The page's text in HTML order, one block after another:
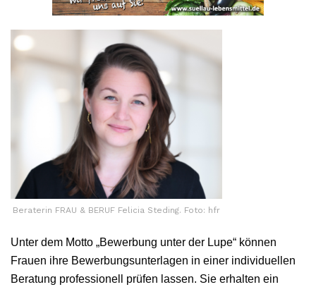
Beraterin FRAU & BERUF Felicia Steding. Foto: hfr
Unter dem Motto „Bewerbung unter der Lupe“ können
Frauen ihre Bewerbungsunterlagen in einer individuellen
Beratung professionell prüfen lassen. Sie erhalten ein